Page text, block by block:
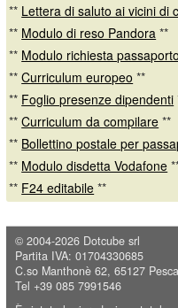
** Lettera di saluto ai vicini di
** Modulo di reso Pandora **
** Modulo richiesta passaporto
**Curriculum europeo **
** Foglio presenze dipendenti
**Curriculum da compilare **
** Bollettino postale per
** Modulo disdetta Vodafone
** F24 editabile **
© 2004-2026 Dotcube srl
Partita IVA: 01704330685
C.so Manthonè 62, 65127
Tel +39 085 7991546